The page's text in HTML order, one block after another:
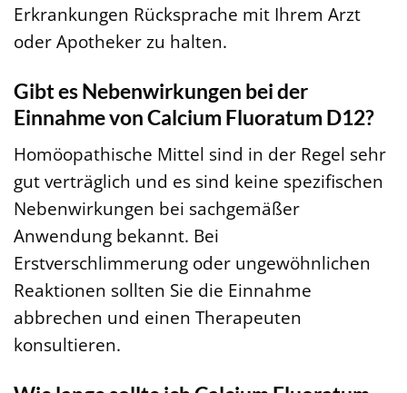
Erkrankungen Rücksprache mit Ihrem Arzt
oder Apotheker zu halten.
Gibt es Nebenwirkungen bei der
Einnahme von Calcium Fluoratum D12?
Homöopathische Mittel sind in der Regel sehr
gut verträglich und es sind keine spezifischen
Nebenwirkungen bei sachgemäßer
Anwendung bekannt. Bei
Erstverschlimmerung oder ungewöhnlichen
Reaktionen sollten Sie die Einnahme
abbrechen und einen Therapeuten
konsultieren.